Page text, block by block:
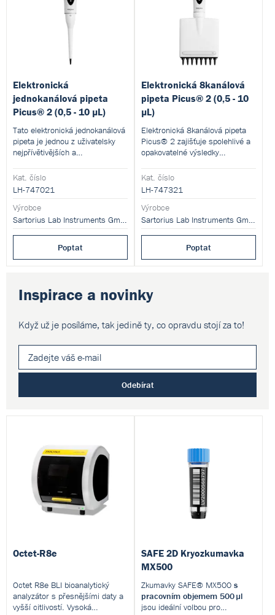
Inspirace a novinky
Když už je posíláme, tak jedině ty, co opravdu stojí za to!
Odebírat
Elektronická
jednokanálová pipeta
Picus® 2 (0,5 - 10 µL)
Tato elektronická jednokanálová
pipeta je jednou z uživatelsky
nejpřívětivějších a
nejpokročilejších) pipet na trhu.
Kat. číslo
LH-747021
Výrobce
Sartorius Lab Instruments GmbH and Co. KG
Poptat
Elektronická 8kanálová
pipeta Picus® 2 (0,5 - 10
µL)
Elektronická 8kanálová pipeta
Picus® 2 zajišťuje spolehlivé a
opakovatelné výsledky
ergonomický design, který je
šetrný k vaší ruce.
Kat. číslo
LH-747321
Výrobce
Sartorius Lab Instruments GmbH and Co. KG
Poptat
Octet-R8e
Octet R8e BLI bioanalytický
analyzátor s přesnějšími daty a
vyšší citlivostí. Vysoká
SAFE 2D Kryozkumavka
MX500
Zkumavky SAFE® MX500 s
pracovním objemem 500 µl
jsou ideální volbou pro